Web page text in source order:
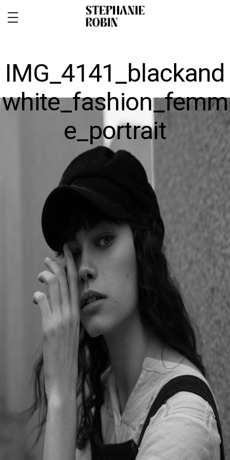
MARIAGE / FAMILLE / GROSSESSE
IMG_4141_blackand
white_fashion_femm
e_portrait